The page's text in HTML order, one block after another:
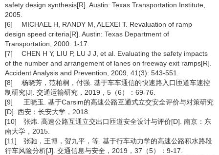
safety design synthesis[R]. Austin: Texas Transportation Institute,
2005.
[6] MICHAEL H, RANDY M, ALEXEI T. Revaluation of ramp
design speed criteria[R]. Austin: Texas Department of
Transportation, 2000: 1-17.
[7] CHEN H Y, LIU P, LU J J, et al. Evaluating the safety impacts
of the number and arrangement of lanes on freeway exit ramps[R].
Accident Analysis and Prevention, 2009, 41(3): 543-551.
[8] 杨晓芳，范柏桐，付强. 基于车车通信的快速路入口匝道车速控
制研究[J]. 交通运输研究，2019，5（6）：69-76.
[9] 王晓玉. 基于Carsim的高速公路互通式立交安全评价与对策研究
[D]. 西安：长安大学，2018.
[10] 张炜. 高速公路互通立交出口匝道安全设计与评价[D]. 南京：东
南大学，2015.
[11] 张驰，王博，贺九平，等. 基于行车动力学的高速公路积水路段
行车风险分析[J]. 交通信息与安全，2019，37（5）：9-17.